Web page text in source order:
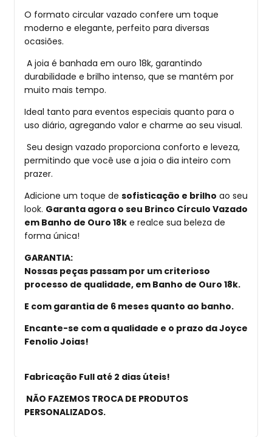
O formato circular vazado confere um toque
moderno e elegante, perfeito para diversas
ocasiões.
A joia é banhada em ouro 18k, garantindo
durabilidade e brilho intenso, que se mantém por
muito mais tempo.
Ideal tanto para eventos especiais quanto para o
uso diário, agregando valor e charme ao seu visual.
Seu design vazado proporciona conforto e leveza,
permitindo que você use a joia o dia inteiro com
prazer.
Adicione um toque de sofisticação e brilho ao seu
look. Garanta agora o seu Brinco Círculo Vazado
em Banho de Ouro 18k e realce sua beleza de
forma única!
GARANTIA:
Nossas peças passam por um criterioso
processo de qualidade, em Banho de Ouro 18k.
E com garantia de 6 meses quanto ao banho.
Encante-se com a qualidade e o prazo da Joyce
Fenolio Joias!
Fabricação Full até 2 dias úteis!
NÃO FAZEMOS TROCA DE PRODUTOS
PERSONALIZADOS.